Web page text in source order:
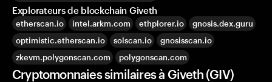
Explorateurs de blockchain Giveth
etherscan.io intel.arkm.com ethplorer.io
gnosis.dex.guru
optimistic.etherscan.io
solscan.io
gnosisscan.io
zkevm.polygonscan.com
polygonscan.com
Cryptomonnaies similaires à Giveth (GIV)